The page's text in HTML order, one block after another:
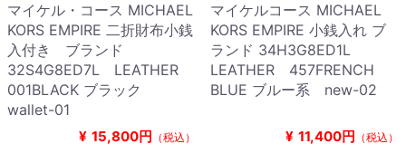
マイケル・コース MICHAEL
KORS EMPIRE 二折財布小銭
入付き ブランド
32S4G8ED7L LEATHER
001BLACK ブラック
wallet-01
¥ 15,800円 （税込）
マイケルコース MICHAEL
KORS EMPIRE 小銭入れ ブ
ランド 34H3G8ED1L
LEATHER 457FRENCH
BLUE ブルー系 new-02
¥ 11,400円 （税込）